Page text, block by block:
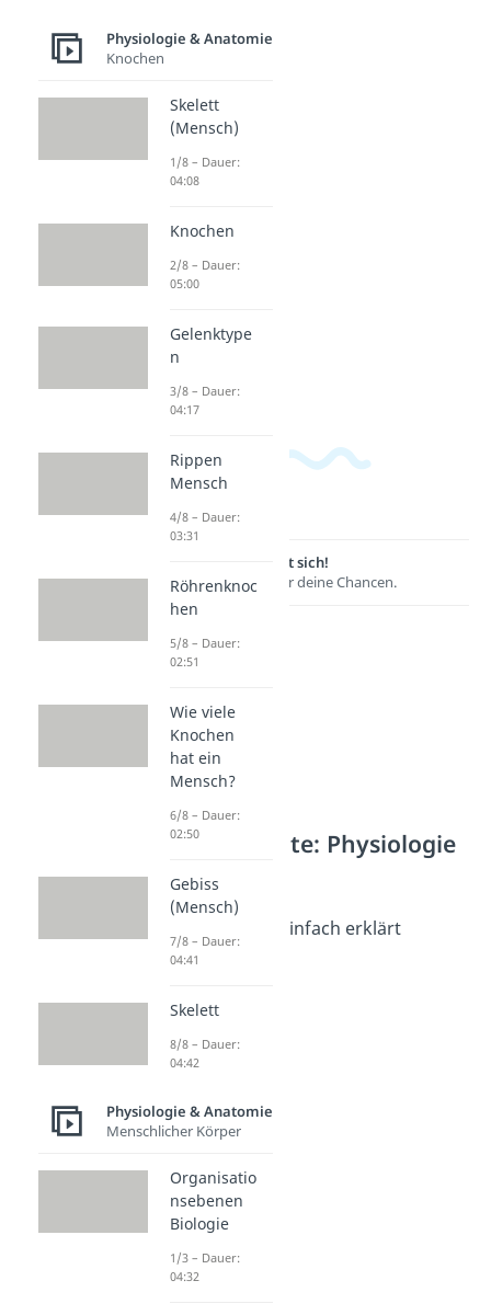
Lernen lohnt sich!
Entdecke hier deine Chancen.
Weitere Inhalte: Physiologie
& Anatomie
Haut & Gewebe
Aufbau der Haut einfach erklärt
Dauer: 04:01
Epithelgewebe
Dauer: 05:22
Physiologie & Anatomie
Knochen
Skelett
(Mensch)
1/8 – Dauer:
04:08
Knochen
2/8 – Dauer:
05:00
Gelenktype
n
3/8 – Dauer:
04:17
Rippen
Mensch
4/8 – Dauer:
03:31
Röhrenknoc
hen
5/8 – Dauer:
02:51
Wie viele
Knochen
hat ein
Mensch?
6/8 – Dauer:
02:50
Gebiss
(Mensch)
7/8 – Dauer:
04:41
Skelett
8/8 – Dauer:
04:42
Physiologie & Anatomie
Menschlicher Körper
Organisatio
nsebenen
Biologie
1/3 – Dauer:
04:32